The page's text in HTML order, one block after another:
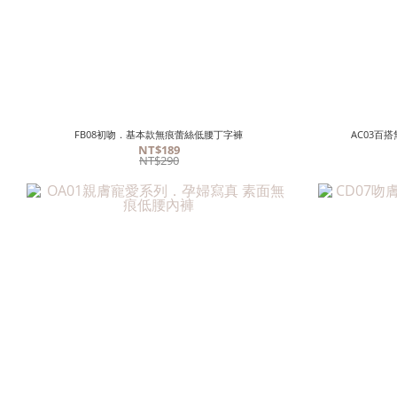
FB08初吻．基本款無痕蕾絲低腰丁字褲
NT$189
NT$290
AC03百